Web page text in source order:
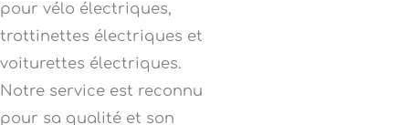
pour vélo électriques,
trottinettes électriques et
voiturettes électriques.
Notre service est reconnu
pour sa qualité et son